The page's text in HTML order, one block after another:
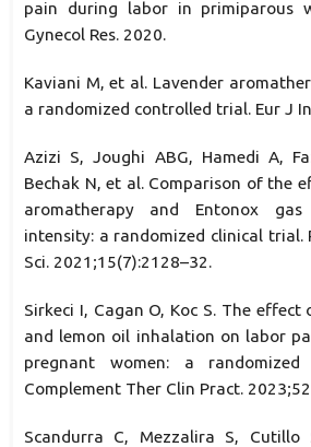
pain during labor in primiparous
Gynecol Res. 2020.
Kaviani M, et al. Lavender
a randomized controlled trial. Eur J
Azizi S, Joughi ABG, Hamedi A,
Bechak N, et al. Comparison of the
aromatherapy and Entonox
intensity: a randomized clinical trial.
Sci. 2021;15(7):2128–32.
Sirkeci I, Cagan O, Koc S. The
and lemon oil inhalation on labor
pregnant women: a
Complement Ther Clin Pract.
Scandurra C, Mezzalira S, Cutillo